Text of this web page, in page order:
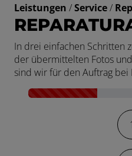
Leistungen /Service/
In drei einfachen Schritten
der übermittelten Fotos
sind wir für den Auftrag
Kontaktformular-